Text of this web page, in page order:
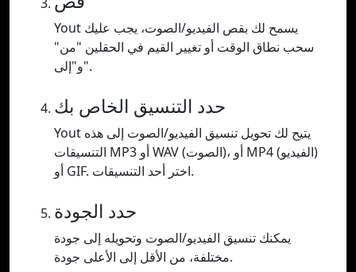
Yout يسمح لك بقص الفيديو/الصوت، يجب عليك
سحب نطاق الوقت أو تغيير القيم في الحقلين "من"
و"إلى".
حدد التنسيق الخاص بك
Yout يتيح لك تحويل تنسيق الفيديو/الصوت إلى هذه
التنسيقات MP3 أو WAV (الصوت)، أو MP4 (الفيديو)
أو GIF. اختر أحد التنسيقات.
حدد الجودة
يمكنك تنسيق الفيديو/الصوت وتحويله إلى جودة
مختلفة، من الأقل إلى الأعلى جودة.